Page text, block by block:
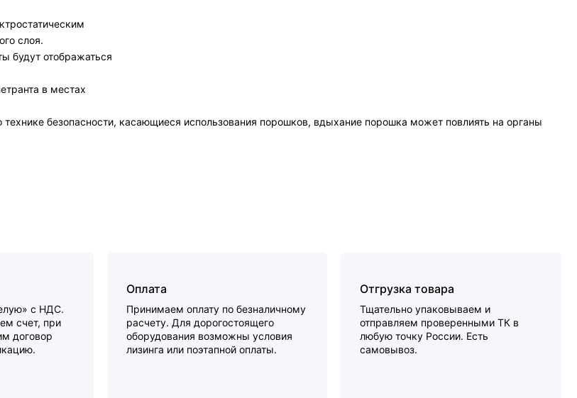
слоя.
будут отображаться
в местах
безопасности, касающиеся использования порошков, вдыхание порошка может повлиять на органы
с НДС.
счет, при
договор
Оплата
Принимаем оплату по безналичному
расчету. Для дорогостоящего
оборудования возможны условия
лизинга или поэтапной оплаты.
Отгрузка товара
Тщательно упаковываем и
отправляем проверенными ТК в
любую точку России. Есть
самовывоз.